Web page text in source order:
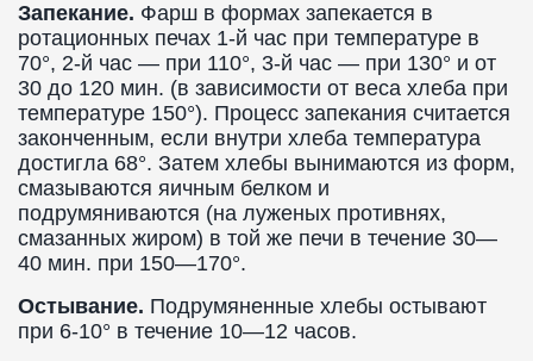
Запекание. Фарш в формах запекается в
ротационных печах 1-й час при температуре в
70°, 2-й час — при 110°, 3-й час — при 130° и от
30 до 120 мин. (в зависимости от веса хлеба при
температуре 150°). Процесс запекания считается
законченным, если внутри хлеба температура
достигла 68°. Затем хлебы вынимаются из форм,
смазываются яичным белком и
подрумяниваются (на луженых противнях,
смазанных жиром) в той же печи в течение 30—
40 мин. при 150—170°.
Остывание. Подрумяненные хлебы остывают
при 6-10° в течение 10—12 часов.